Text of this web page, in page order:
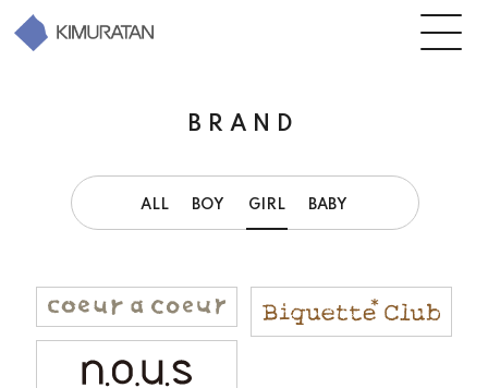
BRAND
ALL BOY GIRL BABY